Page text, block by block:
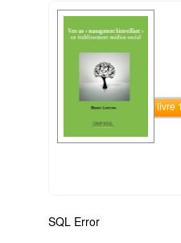
Commander le livre
SQL Error